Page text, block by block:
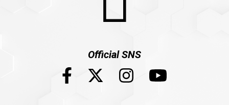
Official SNS